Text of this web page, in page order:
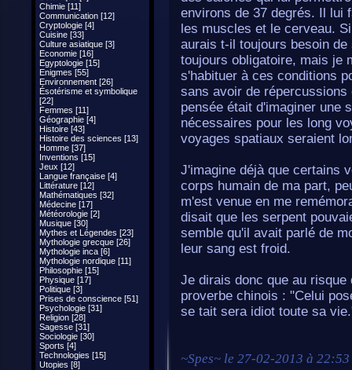
Chimie [11]
Communication [12]
Cryptologie [4]
Cuisine [33]
Culture asiatique [3]
Economie [16]
Egyptologie [15]
Enigmes [55]
Environnement [26]
Ésotérisme et symbolique
[22]
Femmes [11]
Géographie [4]
Histoire [43]
Histoire des sciences [13]
Homme [37]
Inventions [15]
Jeux [12]
Langue française [4]
Littérature [12]
Mathématiques [32]
Médecine [17]
Météorologie [2]
Musique [30]
Mythes et Légendes [23]
Mythologie grecque [26]
Mythologie inca [6]
Mythologie nordique [11]
Philosophie [15]
Physique [17]
Politique [3]
Prises de conscience [51]
Psychologie [31]
Religion [28]
Sagesse [31]
Sociologie [30]
Sports [4]
Technologies [15]
Utopies [8]
environs de 37 degrés. Il lui
les muscles et le cerveau.
aurais t-il toujours besoin
toujours obligatoire, mais je
s'habituer à ces conditions
sans avoir de
pensée était d'imaginer une
nécessaires pour les long
voyages spatiaux seraient
J'imagine déjà que certains
corps humain de ma part,
m'est venue en me
disait que les serpent
semble qu'il avait parlé de
leur sang est froid.
Je dirais donc que au
proverbe chinois : "Celui
se tait sera idiot toute sa
~Spes~ le 27-02-2013 à 22:53